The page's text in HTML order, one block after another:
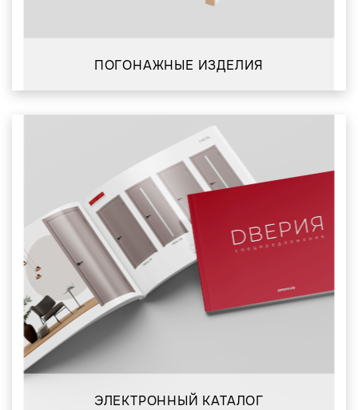
ПОГОНАЖНЫЕ ИЗДЕЛИЯ
ЭЛЕКТРОННЫЙ КАТАЛОГ